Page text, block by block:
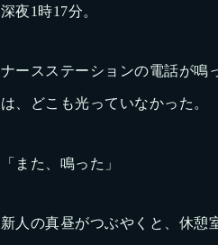
深夜1時17分。
ナースステーションの電話が鳴
は、どこも光っていなかった。
「また、鳴った」
新人の真昼がつぶやくと、休憩